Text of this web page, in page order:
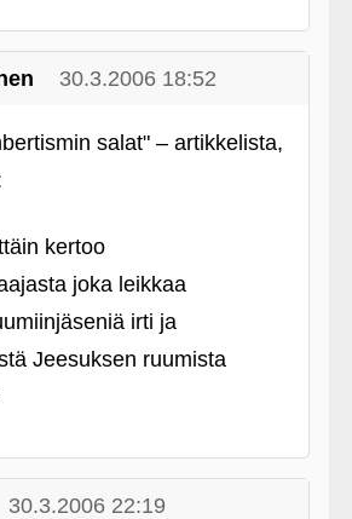
30.3.2006 18:52
salat" – artikkelista,
kertoo
joka leikkaa
irti ja
Jeesuksen ruumista
30.3.2006 22:19